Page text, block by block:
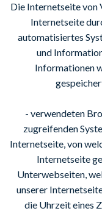
Die Internetseite
Internetseite
automatisiertes
und
Informationen
- verwendeten
zugreifenden
Internetseite, von
Internetseite
Unterwebseiten,
unserer
die Uhrzeit eines